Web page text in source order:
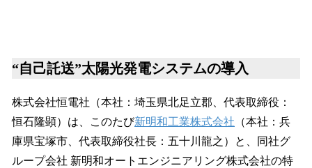
読
込
中
で
“自己託送”太陽光発電システムの導入
株式会社恒電社（本社：埼玉県北足立郡、代表取締役：
恒石隆顕）は、このたび新明和工業株式会社 （本社：兵
庫県宝塚市、代表取締役社長：五十川龍之）と、同社グ
ループ会社 新明和オートエンジニアリング株式会社の特